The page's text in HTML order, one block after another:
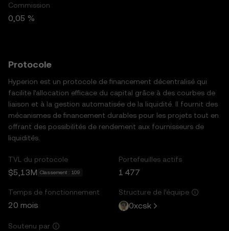
Commission
0,05 %
Protocole
Hyperion est un protocole de financement décentralisé qui
facilite l’allocation efficace du capital grâce à des courbes de
liaison et à la gestion automatisée de la liquidité. Il fournit des
mécanismes de financement durables pour les projets tout en
offrant des possibilités de rendement aux fournisseurs de
liquidités.
TVL du protocole
$5,13M Classement : 109
Portefeuilles actifs
1 477
Temps de fonctionnement
20 mois
Structure de l’équipe
0xcsk
Soutenu par